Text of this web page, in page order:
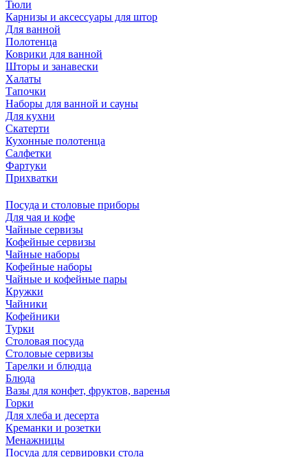
Тюли
Карнизы и аксессуары для штор
Для ванной
Полотенца
Коврики для ванной
Шторы и занавески
Халаты
Тапочки
Наборы для ванной и сауны
Для кухни
Скатерти
Кухонные полотенца
Салфетки
Фартуки
Прихватки
Посуда и столовые приборы
Для чая и кофе
Чайные сервизы
Кофейные сервизы
Чайные наборы
Кофейные наборы
Чайные и кофейные пары
Кружки
Чайники
Кофейники
Турки
Столовая посуда
Столовые сервизы
Тарелки и блюдца
Блюда
Вазы для конфет, фруктов, варенья
Горки
Для хлеба и десерта
Креманки и розетки
Менажницы
Посуда для сервировки стола